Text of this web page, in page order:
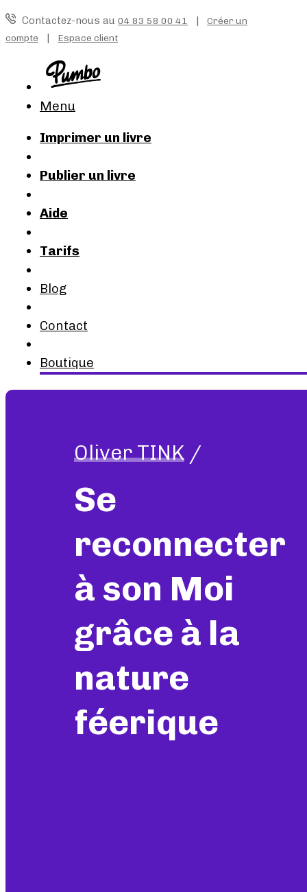
Contactez-nous au 04 83 58 00 41 | Créer un
compte | Espace client
Menu
Imprimer un livre
Publier un livre
Aide
Tarifs
Blog
Contact
Boutique
Oliver TINK /
Se
reconnecter
à son Moi
grâce à la
nature
féerique